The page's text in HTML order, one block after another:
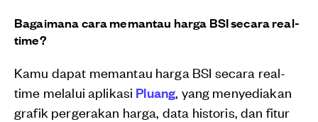
Bagaimana cara memantau harga BSI secara real-
time?
Kamu dapat memantau harga BSI secara real-
time melalui aplikasi Pluang, yang menyediakan
grafik pergerakan harga, data historis, dan fitur